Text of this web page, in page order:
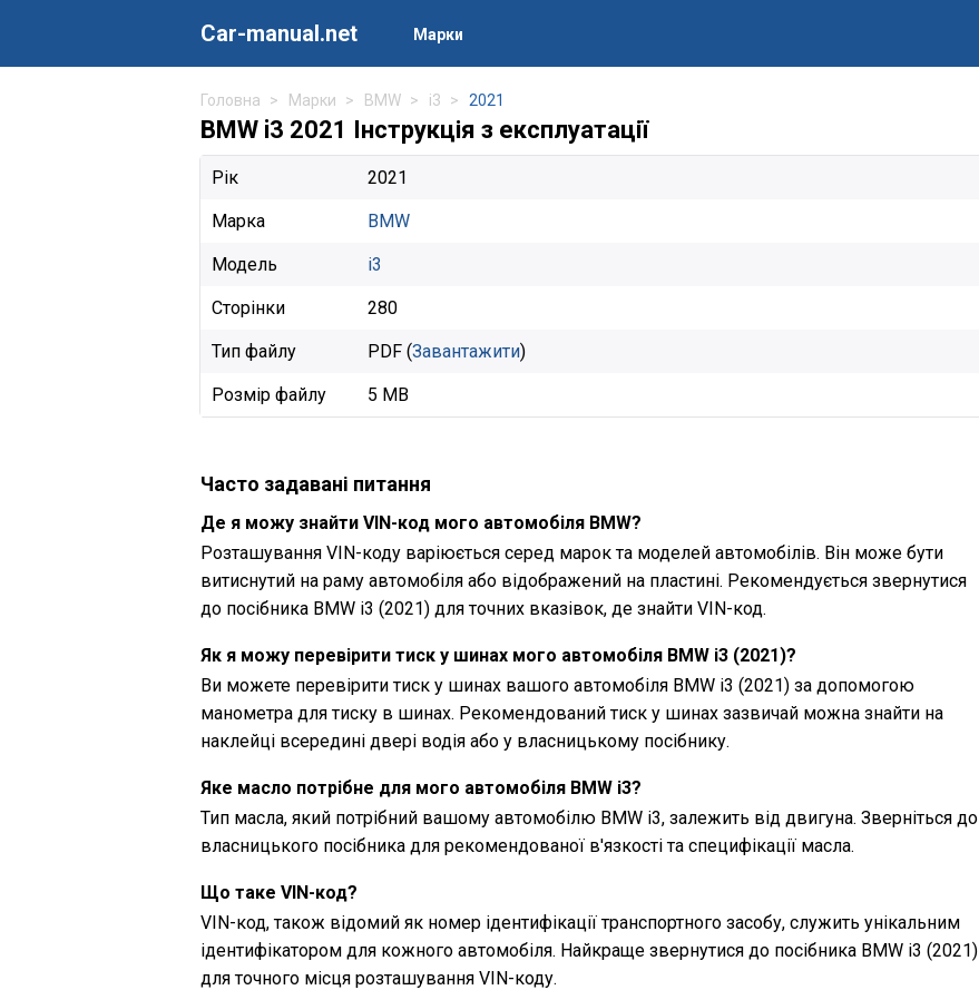
Car-manual.net Марки
Головна Марки BMW i3 2021
BMW i3 2021 Інструкція з експлуатації
Рік 2021
Марка BMW
Модель i3
Сторінки 280
Тип файлу PDF (Завантажити)
Розмір файлу 5 MB
Часто задавані питання
Де я можу знайти VIN-код мого автомобіля BMW?
Розташування VIN-коду варіюється серед марок та моделей автомобілів. Він може бути
витиснутий на раму автомобіля або відображений на пластині. Рекомендується звернутися
до посібника BMW i3 (2021) для точних вказівок, де знайти VIN-код.
Як я можу перевірити тиск у шинах мого автомобіля BMW i3 (2021)?
Ви можете перевірити тиск у шинах вашого автомобіля BMW i3 (2021) за допомогою
манометра для тиску в шинах. Рекомендований тиск у шинах зазвичай можна знайти на
наклейці всередині двері водія або у власницькому посібнику.
Яке масло потрібне для мого автомобіля BMW i3?
Тип масла, який потрібний вашому автомобілю BMW i3, залежить від двигуна. Зверніться до
власницького посібника для рекомендованої в'язкості та специфікації масла.
Що таке VIN-код?
VIN-код, також відомий як номер ідентифікації транспортного засобу, служить унікальним
ідентифікатором для кожного автомобіля. Найкраще звернутися до посібника BMW i3 (2021)
для точного місця розташування VIN-коду.